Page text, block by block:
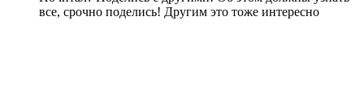
все, срочно поделись! Другим это тоже интересно